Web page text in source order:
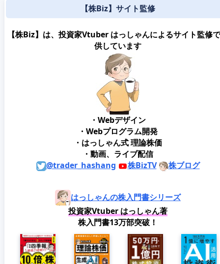
【株Biz】サイト監修
【株Biz】は、投資家Vtuber はっしゃんによるサイト監修
供しています
・Webデザイン
・Webプログラム開発
・はっしゃん式 理論株価
・動画、ライブ配信
@trader_hashang
株BizTV 株ブログ
はっしゃんの株入門書シリーズ
投資家Vtuber はっしゃん著
株入門書13万部突破！